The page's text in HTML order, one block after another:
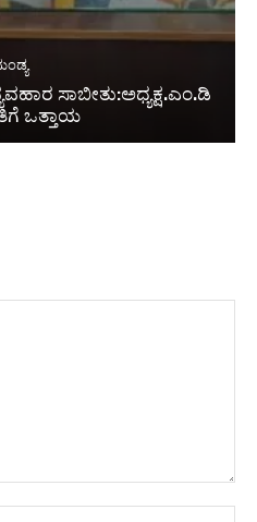
ಸಾಬೀತು:ಅಧ್ಯಕ್ಷ.ಎಂ.ಡಿ
ಒತ್ತಾಯ